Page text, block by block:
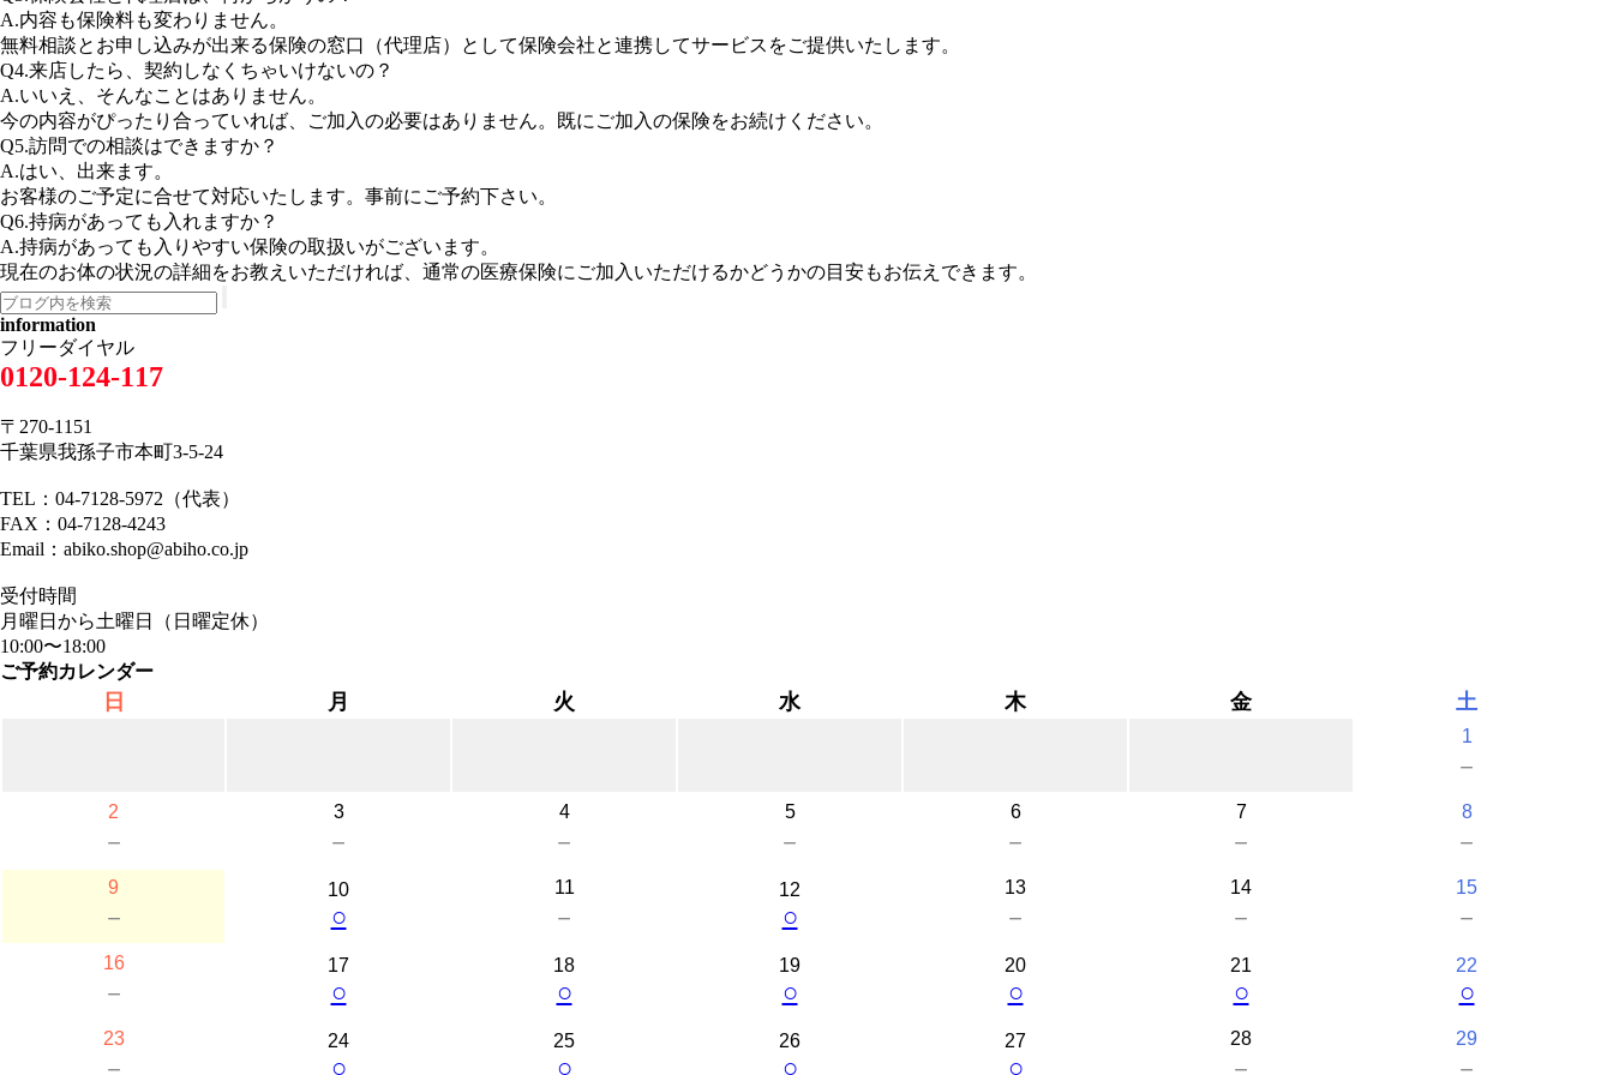
A.内容も保険料も変わりません。
無料相談とお申し込みが出来る保険の窓口（代理店）として保険会社と連携してサービスをご提供いたします。
Q4.来店したら、契約しなくちゃいけないの？
A.いいえ、そんなことはありません。
今の内容がぴったり合っていれば、ご加入の必要はありません。既にご加入の保険をお続けください。
Q5.訪問での相談はできますか？
A.はい、出来ます。
お客様のご予定に合せて対応いたします。事前にご予約下さい。
Q6.持病があっても入れますか？
A.持病があっても入りやすい保険の取扱いがございます。
現在のお体の状況の詳細をお教えいただければ、通常の医療保険にご加入いただけるかどうかの目安もお伝えできます。
information
フリーダイヤル
0120-124-117
〒270-1151
千葉県我孫子市本町3-5-24
TEL：04-7128-5972（代表）
FAX：04-7128-4243
Email：abiko.shop@abiho.co.jp
受付時間
月曜日から土曜日（日曜定休）
10:00〜18:00
ご予約カレンダー
日 月 火 水 木 金 土
1
－
2
－
3
－
4
－
5
－
6
－
7
－
8
－
9
－
10
○
11
－
12
○
13
－
14
－
15
－
16
－
17
○
18
○
19
○
20
○
21
○
22
○
23
－
24
○
25
○
26
○
27
○
28
－
29
－